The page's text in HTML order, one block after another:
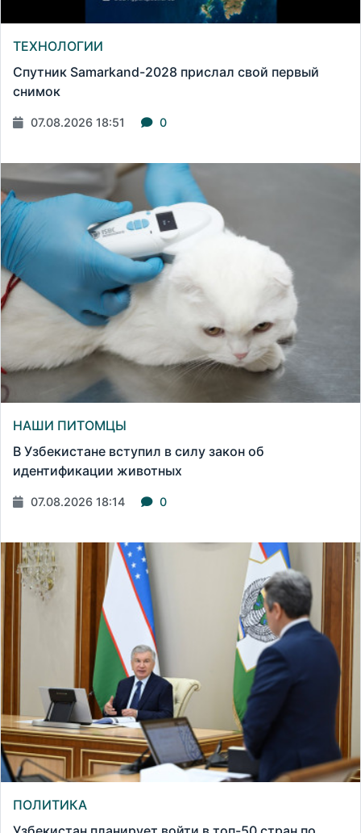
ТЕХНОЛОГИИ
Спутник Samarkand-2028 прислал свой первый
снимок
07.08.2026 18:51 0
НАШИ ПИТОМЦЫ
В Узбекистане вступил в силу закон об
идентификации животных
07.08.2026 18:14 0
ПОЛИТИКА